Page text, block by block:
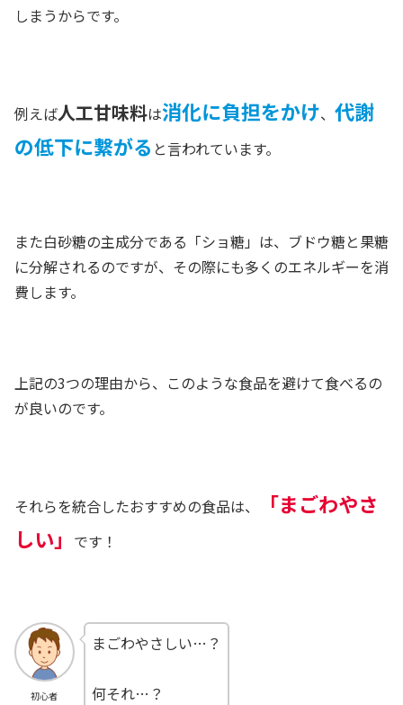
しまうからです。
例えば人工甘味料は消化に負担をかけ、 代謝
の低下に繋がる と言われています。
また白砂糖の主成分である「ショ糖」は、ブドウ糖と果糖
に分解されるのですが、その際にも多くのエネルギーを消
費します。
上記の3つの理由から、このような食品を避けて食べるの
が良いのです。
それらを統合したおすすめの食品は、
「まごわやさ
しい」
です！
初心者
まごわやさしい…？
何それ…？